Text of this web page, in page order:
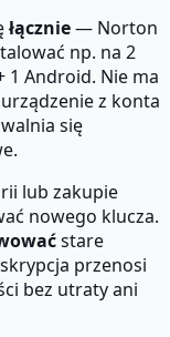
łącznie— Norton
np. na 2
1 Android. Nie ma
z konta
się
lub zakupie
nowego klucza.
stare
przenosi
bez utraty ani